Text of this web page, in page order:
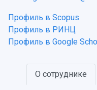
Об университете
Новости
Образование
Научно-
Профиль в Scopus
Профиль в РИНЦ
Профиль в Google
О сотруднике